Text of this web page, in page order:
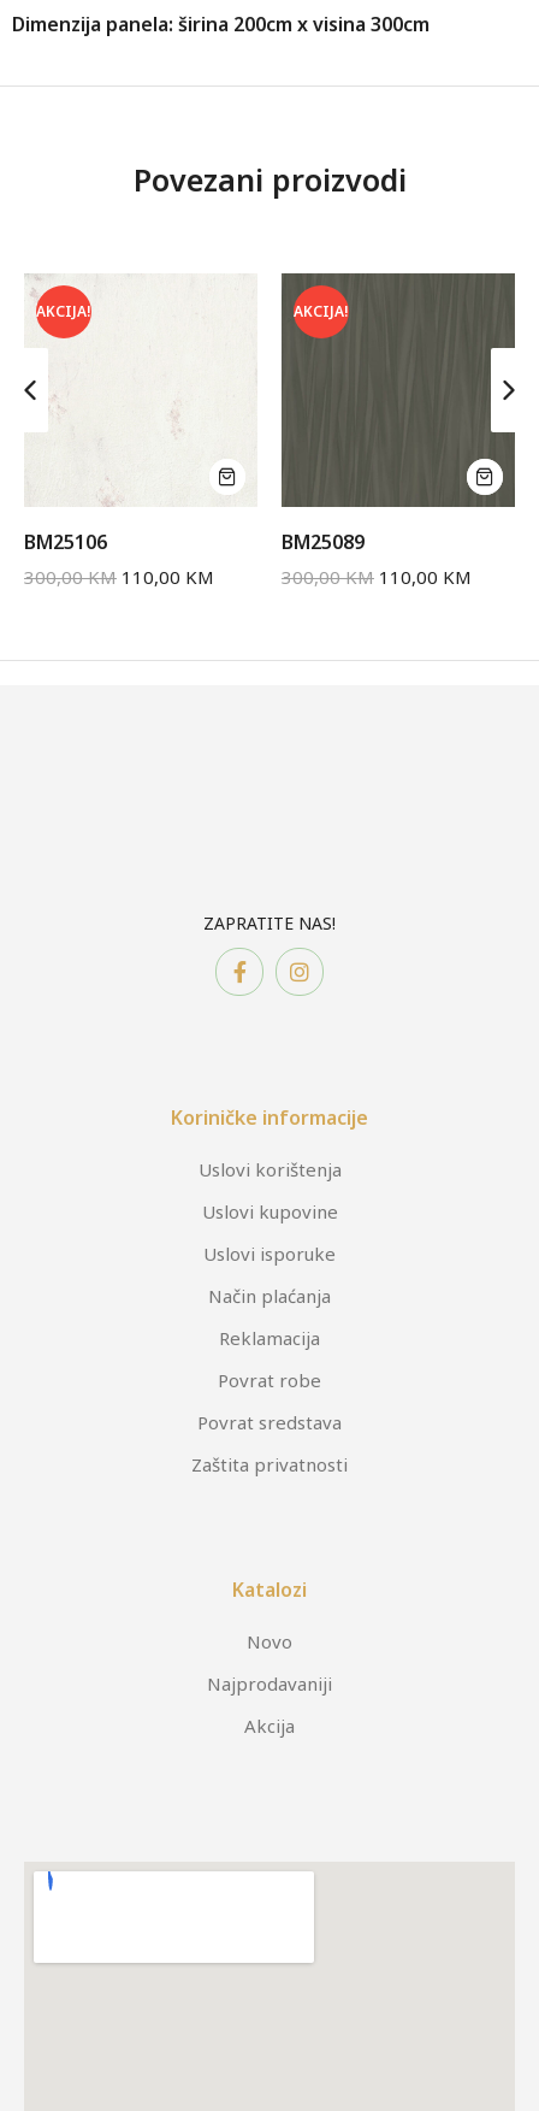
Dimenzija panela: širina 200cm x visina 300cm
Povezani proizvodi
AKCIJA!
BM25106
300,00KM 110,00 KM
AKCIJA!
BM25089
300,00KM 110,00 KM
ZAPRATITE NAS!
Koriničke informacije
Uslovi korištenja
Uslovi kupovine
Uslovi isporuke
Način plaćanja
Reklamacija
Povrat robe
Povrat sredstava
Zaštita privatnosti
Katalozi
Novo
Najprodavaniji
Akcija